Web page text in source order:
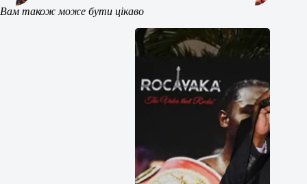
Вам також може бути цікаво